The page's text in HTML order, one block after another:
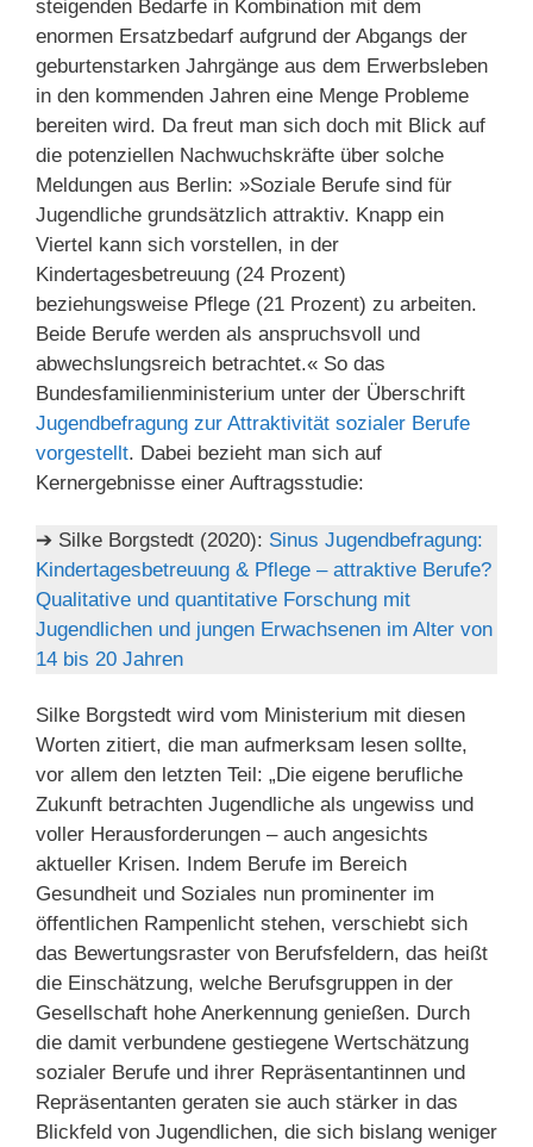
steigenden Bedarfe in Kombination mit dem
enormen Ersatzbedarf aufgrund der Abgangs der
geburtenstarken Jahrgänge aus dem Erwerbsleben
in den kommenden Jahren eine Menge Probleme
bereiten wird. Da freut man sich doch mit Blick auf
die potenziellen Nachwuchskräfte über solche
Meldungen aus Berlin: »Soziale Berufe sind für
Jugendliche grundsätzlich attraktiv. Knapp ein
Viertel kann sich vorstellen, in der
Kindertagesbetreuung (24 Prozent)
beziehungsweise Pflege (21 Prozent) zu arbeiten.
Beide Berufe werden als anspruchsvoll und
abwechslungsreich betrachtet.« So das
Bundesfamilienministerium unter der Überschrift
Jugendbefragung zur Attraktivität sozialer Berufe
vorgestellt. Dabei bezieht man sich auf
Kernergebnisse einer Auftragsstudie:
➔ Silke Borgstedt (2020): Sinus Jugendbefragung:
Kindertagesbetreuung & Pflege – attraktive Berufe?
Qualitative und quantitative Forschung mit
Jugendlichen und jungen Erwachsenen im Alter von
14 bis 20 Jahren
Silke Borgstedt wird vom Ministerium mit diesen
Worten zitiert, die man aufmerksam lesen sollte,
vor allem den letzten Teil: „Die eigene berufliche
Zukunft betrachten Jugendliche als ungewiss und
voller Herausforderungen – auch angesichts
aktueller Krisen. Indem Berufe im Bereich
Gesundheit und Soziales nun prominenter im
öffentlichen Rampenlicht stehen, verschiebt sich
das Bewertungsraster von Berufsfeldern, das heißt
die Einschätzung, welche Berufsgruppen in der
Gesellschaft hohe Anerkennung genießen. Durch
die damit verbundene gestiegene Wertschätzung
sozialer Berufe und ihrer Repräsentantinnen und
Repräsentanten geraten sie auch stärker in das
Blickfeld von Jugendlichen, die sich bislang weniger